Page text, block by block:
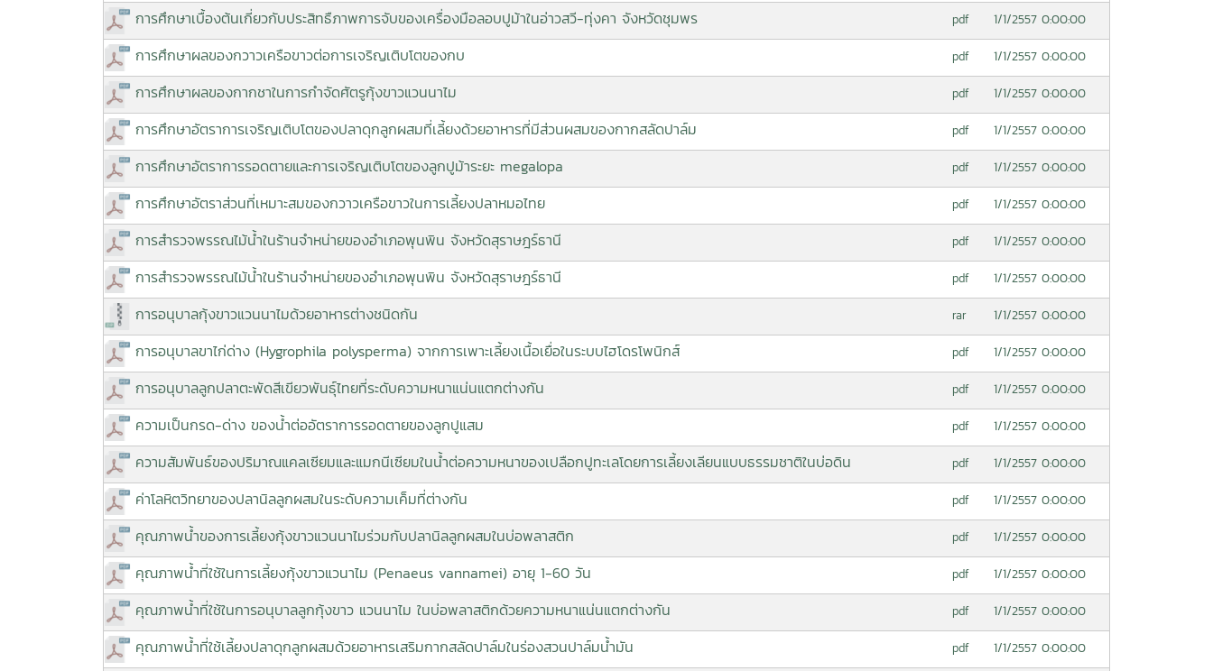
การศึกษาเบื้องต้นเกี่ยวกับประสิทธืภาพการจับของเครื่องมือลอบปูม้าในอ่าวสวี-ทุ่งคา จังหวัดชุมพร pdf 1/1/2557 0:00:00
การศึกษาผลของกวาวเครือขาวต่อการเจริญเติบโตของกบ pdf 1/1/2557 0:00:00
การศึกษาผลของกากชาในการกำจัดศัตรูกุ้งขาวแวนนาไม pdf 1/1/2557 0:00:00
การศึกษาอัตราการเจริญเติบโตของปลาดุกลูกผสมที่เลี้ยงด้วยอาหารที่มีส่วนผสมของกากสลัดปาล์ม pdf 1/1/2557 0:00:00
การศึกษาอัตราการรอดตายและการเจริญเติบโตของลูกปูม้าระยะ megalopa pdf 1/1/2557 0:00:00
การศึกษาอัตราส่วนที่เหมาะสมของกวาวเครือขาวในการเลี้ยงปลาหมอไทย pdf 1/1/2557 0:00:00
การสำรวจพรรณไม้น้ำในร้านจำหน่ายของอำเภอพุนพิน จังหวัดสุราษฎร์ธานี pdf 1/1/2557 0:00:00
การสำรวจพรรณไม้น้ำในร้านจำหน่ายของอำเภอพุนพิน จังหวัดสุราษฎร์ธานี pdf 1/1/2557 0:00:00
การอนุบาลกุ้งขาวแวนนาไมด้วยอาหารต่างชนิดกัน rar 1/1/2557 0:00:00
การอนุบาลขาไก่ด่าง (Hygrophila polysperma) จากการเพาะเลี้ยงเนื้อเยื่อในระบบไฮโดรโพนิกส์ pdf 1/1/2557 0:00:00
การอนุบาลลูกปลาตะพัดสีเขียวพันธุ์ไทยที่ระดับความหนาแน่นแตกต่างกัน pdf 1/1/2557 0:00:00
ความเป็นกรด-ด่าง ของน้ำต่ออัตราการรอดตายของลูกปูแสม pdf 1/1/2557 0:00:00
ความสัมพันธ์ของปริมาณแคลเซียมและแมกนีเซียมในน้ำต่อความหนาของเปลือกปูทะเลโดยการเลี้ยงเลียนแบบธรรมชาติในบ่อดิน pdf 1/1/2557 0:00:00
ค่าโลหิตวิทยาของปลานิลลูกผสมในระดับความเค็มที่ต่างกัน pdf 1/1/2557 0:00:00
คุณภาพน้ำของการเลี้ยงกุ้งขาวแวนนาไมร่วมกับปลานิลลูกผสมในบ่อพลาสติก pdf 1/1/2557 0:00:00
คุณภาพน้ำที่ใช้ในการเลี้ยงกุ้งขาวแวนาไม (Penaeus vannamei) อายุ 1-60 วัน pdf 1/1/2557 0:00:00
คุณภาพน้ำที่ใช้ในการอนุบาลลูกกุ้งขาว แวนนาไม ในบ่อพลาสติกด้วยความหนาแน่นแตกต่างกัน pdf 1/1/2557 0:00:00
คุณภาพน้ำที่ใช้เลี้ยงปลาดุกลูกผสมด้วยอาหารเสริมกากสลัดปาล์มในร่องสวนปาล์มน้ำมัน pdf 1/1/2557 0:00:00